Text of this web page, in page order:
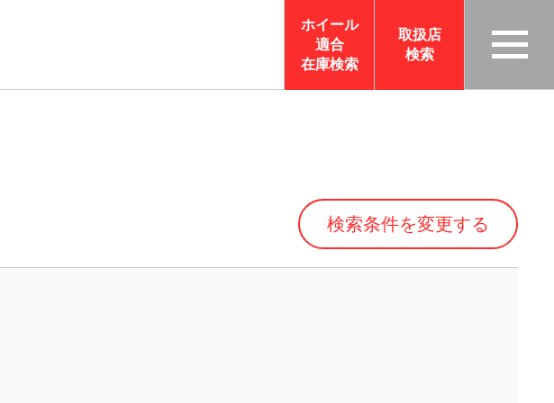
ホイール
適合
在庫検索
取扱店
検索
検索条件を変更する
TAS
CO
ON
サイ